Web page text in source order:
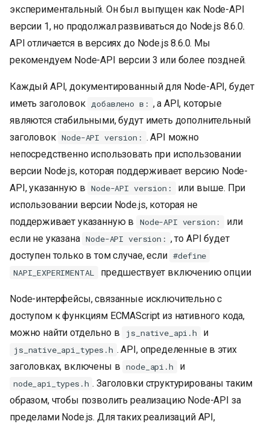
экспериментальный. Он был выпущен как Node-API
версии 1, но продолжал развиваться до Node.js 8.6.0.
API отличается в версиях до Node.js 8.6.0. Мы
рекомендуем Node-API версии 3 или более поздней.
Каждый API, документированный для Node-API, будет
иметь заголовок добавлено в: , а API, которые
являются стабильными, будут иметь дополнительный
заголовок Node-API version: . API можно
непосредственно использовать при использовании
версии Node.js, которая поддерживает версию Node-
API, указанную в Node-API version:
или выше. При
использовании версии Node.js, которая не
поддерживает указанную в
Node-API version:
или
если не указана Node-API version: , то API будет
доступен только в том случае, если #define
NAPI_EXPERIMENTAL
предшествует включению опции
Node-интерфейсы, связанные исключительно с
доступом к функциям ECMAScript из нативного кода,
можно найти отдельно в
js_native_api.h и
js_native_api_types.h . API, определенные в этих
заголовках, включены в node_api.h и
node_api_types.h . Заголовки структурированы таким
образом, чтобы позволить реализацию Node-API за
пределами Node.js. Для таких реализаций API,